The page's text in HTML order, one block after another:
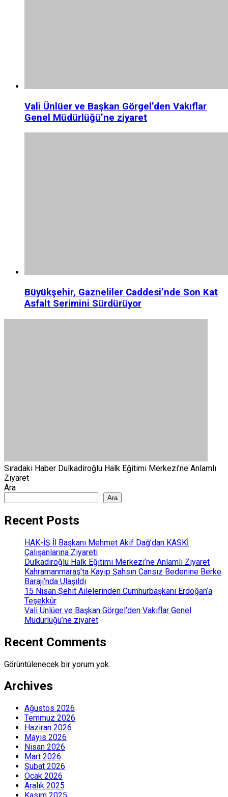
Vali Ünlüer ve Başkan Görgel’den Vakıflar
Genel Müdürlüğü’ne ziyaret
Büyükşehir, Gazneliler Caddesi’nde Son Kat
Asfalt Serimini Sürdürüyor
Sıradaki Haber Dulkadiroğlu Halk Eğitimi Merkezi’ne Anlamlı
Ziyaret
Ara
Ara
Recent Posts
HAK-İŞ İl Başkanı Mehmet Akif Dağ’dan KASKİ
Çalışanlarına Ziyareti
Dulkadiroğlu Halk Eğitimi Merkezi’ne Anlamlı Ziyaret
Kahramanmaraş’ta Kayıp Şahsın Cansız Bedenine Berke
Barajı’nda Ulaşıldı
15 Nisan Şehit Ailelerinden Cumhurbaşkanı Erdoğan’a
Teşekkür
Vali Ünlüer ve Başkan Görgel’den Vakıflar Genel
Müdürlüğü’ne ziyaret
Recent Comments
Görüntülenecek bir yorum yok.
Archives
Ağustos 2026
Temmuz 2026
Haziran 2026
Mayıs 2026
Nisan 2026
Mart 2026
Şubat 2026
Ocak 2026
Aralık 2025